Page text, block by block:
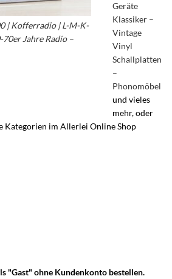
| Kofferradio | L-M-K-
Jahre Radio –
Geräte
Klassiker –
Vintage
Vinyl
Schallplatten
–
Phonomöbel
und vieles
mehr, oder
Kategorien im Allerlei Online Shop
"Gast" ohne Kundenkonto bestellen.